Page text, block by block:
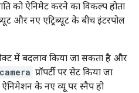
को ऐनिमेट करने का विकल्प होता
और नए एट्रिब्यूट के बीच इंटरपोल
में बदलाव किया जा सकता है और
camera प्रॉपर्टी पर सेट किया जा
के नए व्यू पर स्नैप हो